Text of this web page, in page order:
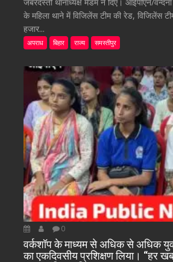
जबरदस्ती थानाध्यक्ष मैडम ने दिए। आईपीएन/
के महिला थाने में विजिलेंस टीम की रेड, विजिलेंस
हजार...
अपराध बिहार राज्य समस्तीपुर
0
वर्कशॉप के माध्यम से अधिक से अधिक
का एकदिवसीय प्रशिक्षण लिया। “हर